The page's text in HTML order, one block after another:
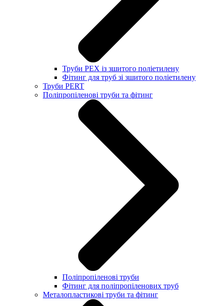
Труби PEX із зшитого поліетилену
Фітинг для труб зі зшитого поліетилену
Труби PERT
Поліпропіленові труби та фітинг
Поліпропіленові труби
Фітинг для поліпропіленових труб
Металопластикові труби та фітинг